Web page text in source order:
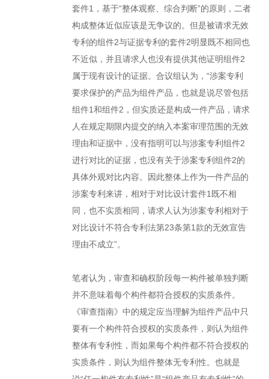
套件1，基于“整体观察、综合判断”的原则，二者
构成整体近似应该是无争议的。但是被请求无效
专利的组件2与证据专利的套件2明显既不相同也
不近似，并且请求人也没有提供其他证明组件2
属于现有设计的证据。合议组认为，“涉案专利
要求保护的产品为组件产品，也就是说尽管包括
组件1和组件2，但实质还是构成一件产品，请求
人在规定期限内提交的纳入本案审理范围的无效
理由和证据中，没有指明可以与涉案专利组件2
进行对比的证据，也没有关于涉案专利组件2的
具体外观对比内容。因此整体上作为一件产品的
涉案专利来讲，相对于对比设计套件1既不相
同，也不实质相同，请求人认为涉案专利相对于
对比设计不符合专利法第23条第1款的无效宣告
理由不成立”。
笔者认为，审查和确权阶段每一构件被单独判断
并不意味着每个构件都符合授权的实质条件。
《审查指南》中的规定应当理解为组件产品中只
要有一个构件符合授权的实质条件，则认为组件
整体有专利性，而如果每个构件都不符合授权的
实质条件，则认为组件整体无专利性。也就是